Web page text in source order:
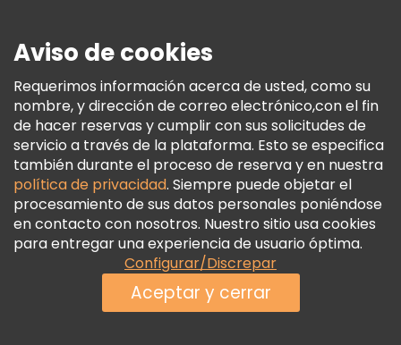
Términos E Información Legal
Política De Cookies
Freetour Premios
Programa De Fidelidad
Aviso de cookies
Requerimos información acerca de usted, como su
nombre, y dirección de correo electrónico,con el fin
de hacer reservas y cumplir con sus solicitudes de
servicio a través de la plataforma. Esto se especifica
también durante el proceso de reserva y en nuestra
política de privacidad. Siempre puede objetar el
procesamiento de sus datos personales poniéndose
en contacto con nosotros. Nuestro sitio usa cookies
para entregar una experiencia de usuario óptima.
Configurar/Discrepar
Aceptar y cerrar